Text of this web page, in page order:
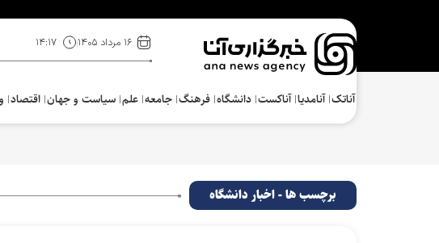
۱۶ مرداد ۱۴۰۵ ۱۴:۱۷
آناتک آنامدیا آناکست دانشگاه فرهنگ‌ جامعه علم سیاست و جهان اقتصاد
برچسب ها - اخبار دانشگاه